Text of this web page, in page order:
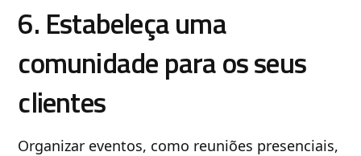
6. Estabeleça uma
comunidade para os seus
clientes
Organizar eventos, como reuniões presenciais,